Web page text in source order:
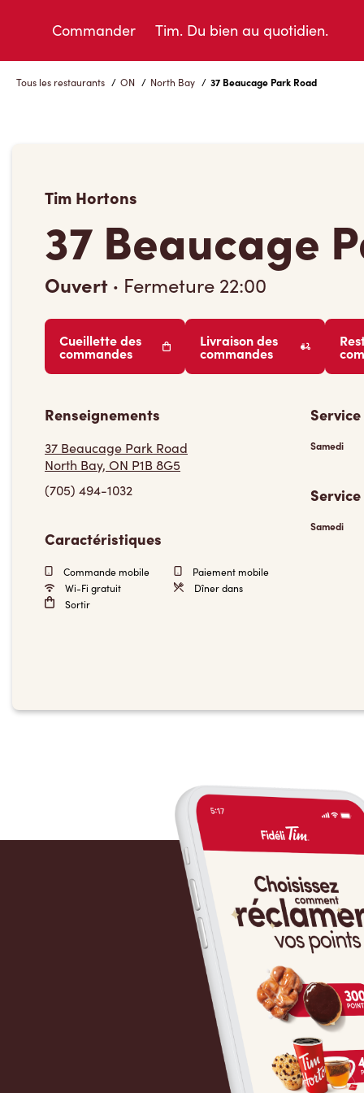
Commander Tim. Du bien au quotidien.
Tous les restaurants / ON / North Bay / 37 Beaucage Park Road
Tim Hortons
37 Beaucage
Ouvert · Fermeture 22:00
Cueillette des
commandes
Livraison des
commandes
Renseignements
37 Beaucage Park Road
North Bay, ON P1B 8G5
(705) 494-1032
Caractéristiques
Commande mobile
Paiement mobile
Wi-Fi gratuit
Dîner dans
Sortir
Samedi
Samedi